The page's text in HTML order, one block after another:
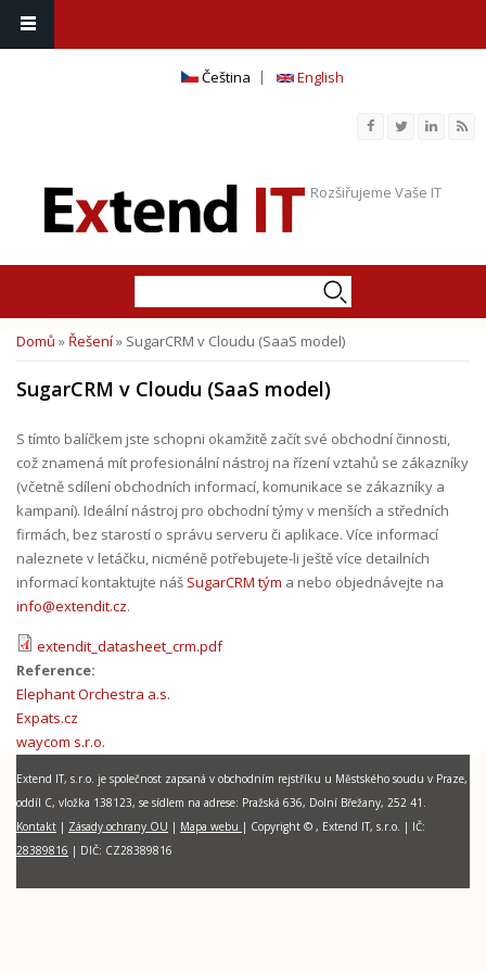
Čeština English
Rozšiřujeme Vaše IT
Jste zde
Domů » Řešení» SugarCRM v Cloudu (SaaS model)
SugarCRM v Cloudu (SaaS model)
S tímto balíčkem jste schopni okamžitě začít své obchodní činnosti,
což znamená mít profesionální nástroj na řízení vztahů se zákazníky
(včetně sdílení obchodních informací, komunikace se zákazníky a
kampaní). Ideální nástroj pro obchodní týmy v menších a středních
firmách, bez starostí o správu serveru či aplikace. Více informací
naleznete v letáčku, nicméně potřebujete-li ještě více detailních
informací kontaktujte náš SugarCRM tým a nebo objednávejte na
info@extendit.cz.
extendit_datasheet_crm.pdf
Reference:
Elephant Orchestra a.s.
Expats.cz
waycom s.r.o.
Extend IT, s.r.o. je společnost zapsaná v obchodním rejstříku u Městského soudu v Praze,
oddíl C, vložka 138123, se sídlem na adrese: Pražská 636, Dolní Břežany, 252 41.
Kontakt | Zásady ochrany OU | Mapa webu | Copyright © , Extend IT, s.r.o. | IČ:
28389816 | DIČ: CZ28389816